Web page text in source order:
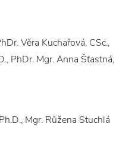
Věra Kuchařová, CSc.,
PhDr. Mgr. Anna Šťastná,
Mgr. Růžena Stuchlá